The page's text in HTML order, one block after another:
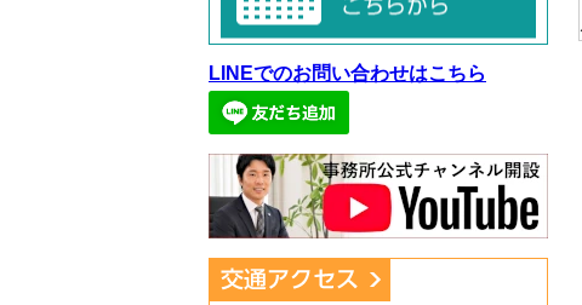
LINEでのお問い合わせはこちら